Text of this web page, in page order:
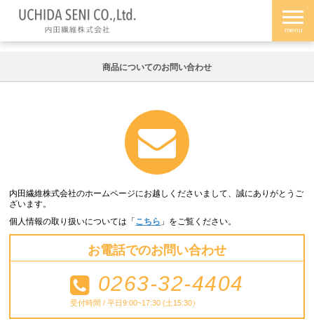
商品についてのお問い合わせ
内田繊維株式会社のホームページにお越しくださいまして、誠にありがとうご
ざいます。
個人情報の取り扱いについては「こちら 」をご覧ください。
お電話でのお問い合わせ
0263-32-4404
受付時間 / 平日9:00~17:30 (土15:30）